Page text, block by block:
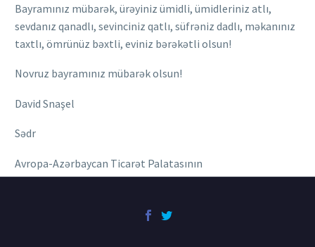
Bayramınız mübarək, ürəyiniz ümidli, ümidleriniz atlı,
sevdanız qanadlı, sevinciniz qatlı, süfrəniz dadlı, məkanınız
taxtlı, ömrünüz bəxtli, eviniz bərəkətli olsun!
Novruz bayramınız mübarək olsun!
David Snaşel
Sədr
Avropa-Azərbaycan Ticarət Palatasının